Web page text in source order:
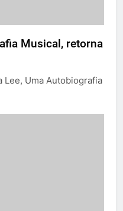
Musical, retorna
Lee, Uma Autobiografia